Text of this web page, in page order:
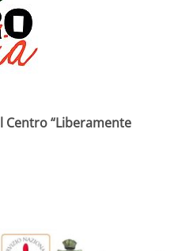
Centro “Liberamente